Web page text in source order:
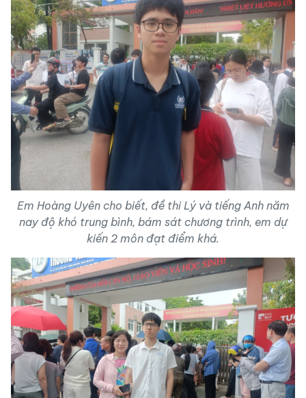
Em Hoàng Uyên cho biết, đề thi Lý và tiếng Anh năm
nay độ khó trung bình, bám sát chương trình, em dự
kiến 2 môn đạt điểm khá.